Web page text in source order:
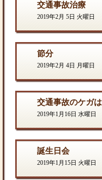
交通事故治療
2019年2月 5日 火曜日
節分
2019年2月 4日 月曜日
交通事故のケガは
2019年1月16日 水曜日
誕生日会
2019年1月15日 火曜日